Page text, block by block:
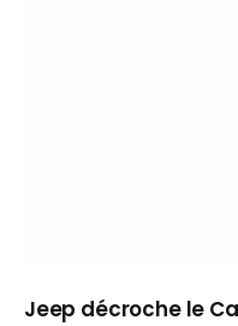
Jeep décroche le